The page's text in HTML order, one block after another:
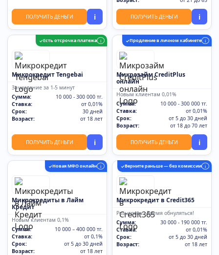
ПОЛУЧИТЬ ДЕНЬГИ i ПОЛУЧИТЬ ДЕНЬГИ i
✓Есть отсрочка платежа i
Микрокредит Tengebai
Зачисление за 1-5 минут
Сумма:
10 000 - 300 000 тг.
Ставка:
от 0,01%
Срок:
30 дней
Возраст:
от 18 лет
ПОЛУЧИТЬ ДЕНЬГИ i
✓Продление в личном кабинете i
Микрозайм CreditPlus
онлайн
Новым клиентам 0,01%
Сумма:
10 000 - 300 000 тг.
Ставка:
от 0,01%
Срок:
от 5 до 30 дней
Возраст:
от 18 до 70 лет
ПОЛУЧИТЬ ДЕНЬГИ i
✓Новая МФО онлайн i
Микрокредиты в Лайм
Кредит
Новым клиентам 0,1%
Сумма:
10 000 – 400 000 тг.
Ставка:
от 0,1%
Срок:
от 5 до 30 дней
Возраст:
от 18 лет
✓Верните раньше — без комиссии i
Микрокредит в Credit365
Розыгрыш - Время обнуляться!
Сумма:
30 000 - 190 000 тг.
Ставка:
от 0,01%
Срок:
от 5 до 30 дней
Возраст:
от 18 лет